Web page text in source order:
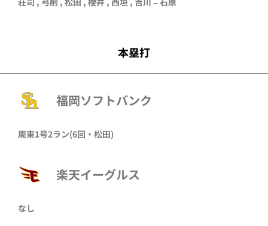
本塁打
福岡ソフトバンク
周東1号2ラン(6回・ 松田)
楽天イーグルス
なし